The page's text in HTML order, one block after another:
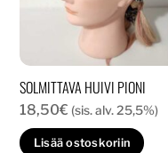
SOLMITTAVA HUIVI PIONI
18,50€ (sis. alv. 25,5%)
Lisää ostoskoriin